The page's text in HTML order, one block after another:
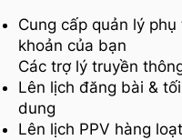
Cung cấp quản lý
khoản của bạn
Các trợ lý truyền
Lên lịch đăng bài &
dung
Lên lịch PPV hàng